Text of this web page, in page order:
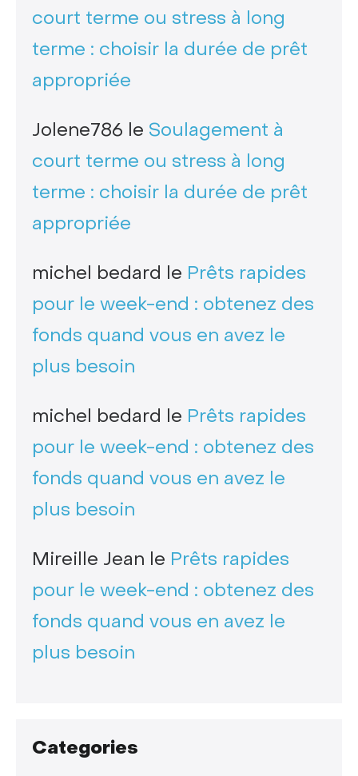
court terme ou stress à long
terme : choisir la durée de prêt
appropriée
Jolene786 le Soulagement à
court terme ou stress à long
terme : choisir la durée de prêt
appropriée
michel bedard le Prêts rapides
pour le week-end : obtenez des
fonds quand vous en avez le
plus besoin
michel bedard le Prêts rapides
pour le week-end : obtenez des
fonds quand vous en avez le
plus besoin
Mireille Jean le Prêts rapides
pour le week-end : obtenez des
fonds quand vous en avez le
plus besoin
Categories